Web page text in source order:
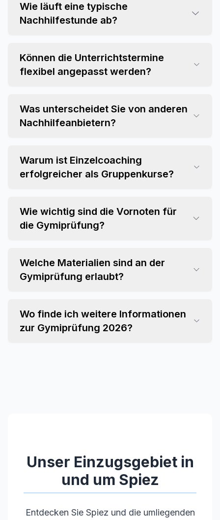
Wie läuft eine typische
Nachhilfestunde ab?
Können die Unterrichtstermine
flexibel angepasst werden?
Was unterscheidet Sie von anderen
Nachhilfeanbietern?
Warum ist Einzelcoaching
erfolgreicher als Gruppenkurse?
Wie wichtig sind die Vornoten für
die Gymiprüfung?
Welche Materialien sind an der
Gymiprüfung erlaubt?
Wo finde ich weitere Informationen
zur Gymiprüfung 2026?
Unser Einzugsgebiet in
und um Spiez
Entdecken Sie Spiez und die umliegenden